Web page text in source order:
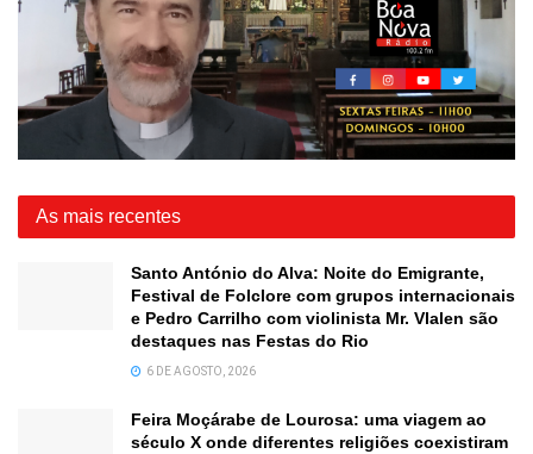
As mais recentes
Santo António do Alva: Noite do Emigrante,
Festival de Folclore com grupos internacionais
e Pedro Carrilho com violinista Mr. Vlalen são
destaques nas Festas do Rio
6 DE AGOSTO, 2026
Feira Moçárabe de Lourosa: uma viagem ao
século X onde diferentes religiões coexistiram